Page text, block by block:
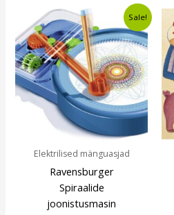
Sale!
Elektrilised mänguasjad
Ravensburger
Spiraalide
joonistusmasin
Algne
hind
oli:
€22,99.
Current
price
is:
€13,99.